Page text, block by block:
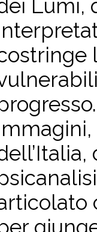
Lumi,